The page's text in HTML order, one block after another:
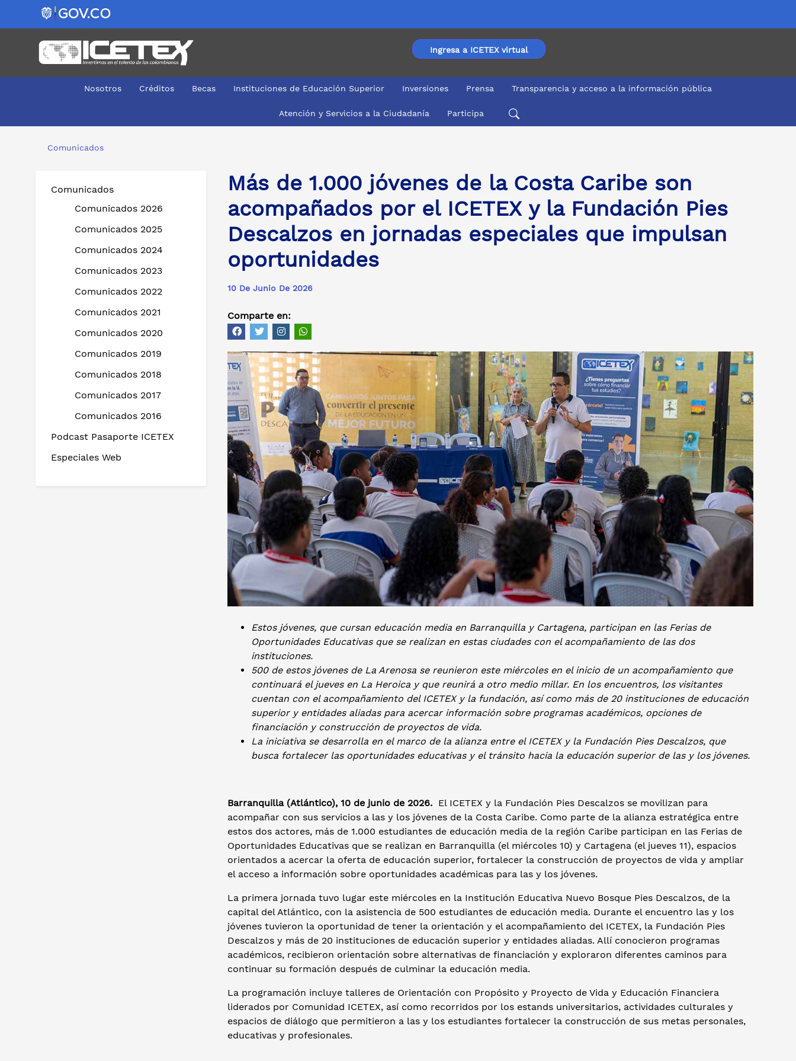
Ingresa a ICETEX virtual
Nosotros Créditos Becas Instituciones de Educación Superior Inversiones Prensa Transparencia y acceso a la información pública
Atención y Servicios a la Ciudadanía Participa
Comunicados
Comunicados
Comunicados 2026
Comunicados 2025
Comunicados 2024
Comunicados 2023
Comunicados 2022
Comunicados 2021
Comunicados 2020
Comunicados 2019
Comunicados 2018
Comunicados 2017
Comunicados 2016
Podcast Pasaporte ICETEX
Especiales Web
Más de 1.000 jóvenes de la Costa Caribe son
acompañados por el ICETEX y la Fundación Pies
Descalzos en jornadas especiales que impulsan
oportunidades
10 De Junio De 2026
Comparte en:
Estos jóvenes, que cursan educación media en Barranquilla y Cartagena, participan en las Ferias de
Oportunidades Educativas que se realizan en estas ciudades con el acompañamiento de las dos
instituciones.
500 de estos jóvenes de La Arenosa se reunieron este miércoles en el inicio de un acompañamiento que
continuará el jueves en La Heroica y que reunirá a otro medio millar. En los encuentros, los visitantes
cuentan con el acompañamiento del ICETEX y la fundación, así como más de 20 instituciones de educación
superior y entidades aliadas para acercar información sobre programas académicos, opciones de
financiación y construcción de proyectos de vida.
La iniciativa se desarrolla en el marco de la alianza entre el ICETEX y la Fundación Pies Descalzos, que
busca fortalecer las oportunidades educativas y el tránsito hacia la educación superior de las y los jóvenes.
Barranquilla (Atlántico), 10 de junio de 2026. El ICETEX y la Fundación Pies Descalzos se movilizan para
acompañar con sus servicios a las y los jóvenes de la Costa Caribe. Como parte de la alianza estratégica entre
estos dos actores, más de 1.000 estudiantes de educación media de la región Caribe participan en las Ferias de
Oportunidades Educativas que se realizan en Barranquilla (el miércoles 10) y Cartagena (el jueves 11), espacios
orientados a acercar la oferta de educación superior, fortalecer la construcción de proyectos de vida y ampliar
el acceso a información sobre oportunidades académicas para las y los jóvenes.
La primera jornada tuvo lugar este miércoles en la Institución Educativa Nuevo Bosque Pies Descalzos, de la
capital del Atlántico, con la asistencia de 500 estudiantes de educación media. Durante el encuentro las y los
jóvenes tuvieron la oportunidad de tener la orientación y el acompañamiento del ICETEX, la Fundación Pies
Descalzos y más de 20 instituciones de educación superior y entidades aliadas. Allí conocieron programas
académicos, recibieron orientación sobre alternativas de financiación y exploraron diferentes caminos para
continuar su formación después de culminar la educación media.
La programación incluye talleres de Orientación con Propósito y Proyecto de Vida y Educación Financiera
liderados por Comunidad ICETEX, así como recorridos por los estands universitarios, actividades culturales y
espacios de diálogo que permitieron a las y los estudiantes fortalecer la construcción de sus metas personales,
educativas y profesionales.